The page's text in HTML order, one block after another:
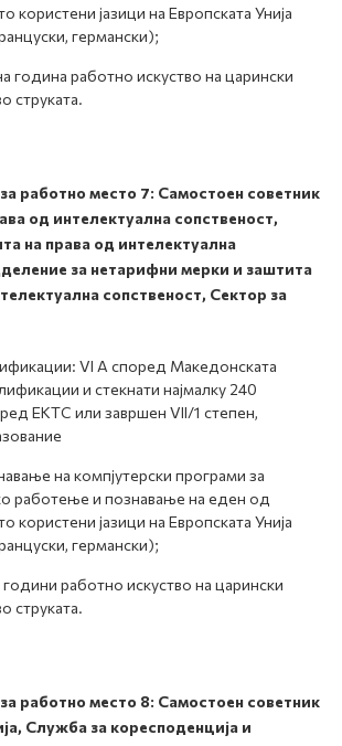
користени јазици на Европската Унија
германски);
година работно искуство на царински
струката.
работно место 7: Самостоен советник
од интелектуална сопственост,
на права од интелектуална
за нетарифни мерки и заштита
сопственост, Сектор за
VI А според Македонската
и стекнати најмалку 240
ЕКТС или завршен VII/1 степен,
на компјутерски програми за
работење и познавање на еден од
користени јазици на Европската Унија
германски);
години работно искуство на царински
струката.
работно место 8: Самостоен советник
Служба за коресподенција и